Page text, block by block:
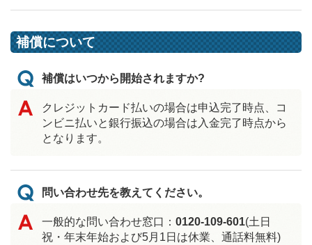
補償について
補償はいつから開始されますか?
クレジットカード払いの場合は申込完了時点、コ
ンビニ払いと銀行振込の場合は入金完了時点から
となります。
問い合わせ先を教えてください。
一般的な問い合わせ窓口： 0120-109-601(土日
祝・年末年始および5月1日は休業、通話料無料)